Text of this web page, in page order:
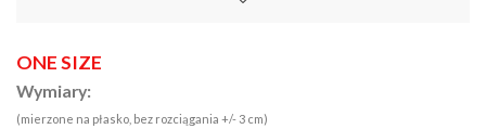
ONE SIZE
Wymiary:
(mierzone na płasko, bez rozciągania +/- 3 cm)